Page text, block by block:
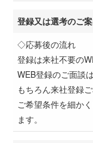
登録又は選考のご
◇応募後の流れ
登録は来社不要の
WEB登録のご面談
もちろん来社登録
ご希望条件を細か
ます。